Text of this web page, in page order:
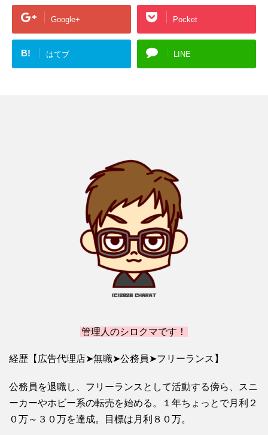
Google+ Pocket
B! はてブ LINE
管理人のシロクマです！
経歴【広告代理店➤無職➤公務員➤フリーランス】
公務員を退職し、フリーランスとして活動する傍ら、スニ
ーカーやホビー系の転売を始める。１年ちょっとで月利２
０万～３０万を達成。目標は月利８０万。